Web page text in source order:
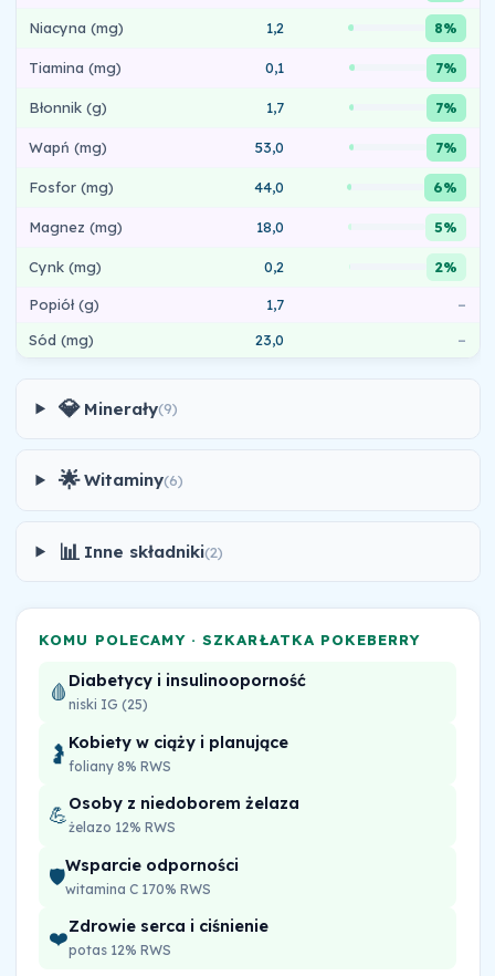
Niacyna (mg) 1,2 8%
Tiamina (mg) 0,1 7%
Błonnik (g) 1,7 7%
Wapń (mg) 53,0 7%
Fosfor (mg) 44,0 6%
Magnez (mg) 18,0 5%
Cynk (mg) 0,2 2%
Popiół (g) 1,7
–
Sód (mg)
23,0 –
💎 Minerały(9)
🌟 Witaminy(6)
📊 Inne składniki(2)
KOMU POLECAMY · SZKARŁATKA POKEBERRY
🩸 Diabetycy i insulinooporność
niski IG (25)
🤰 Kobiety w ciąży i planujące
foliany 8% RWS
💪Osoby z niedoborem żelaza
żelazo 12% RWS
🛡️Wsparcie odporności
witamina C 170% RWS
❤️Zdrowie serca i ciśnienie
potas 12% RWS